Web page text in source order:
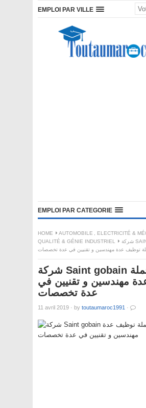
EMPLOI PAR VILLE
EMPLOI PAR CATEGORIE
HOME AUTOMOBILE , ELECTRICITÉ &
QUALITÉ & GÉNIE INDUSTRIEL
شركة SAINT GOBAIN تعلن
توظيف عدة مهندسين و تقنيين في عدة تخصصات
شركة Saint gobain تعلن عن حملة
مهندسين و تقنيين في
عدة تخصصات
11 avril 2019 · by toutaumaroc1991 ·